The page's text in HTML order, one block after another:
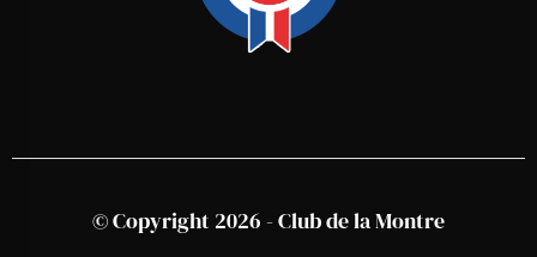
© Copyright 2026 - Club de la Montre